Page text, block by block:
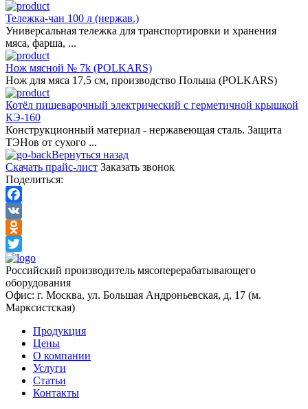
Тележка-чан 100 л (нержав.)
Универсальная тележка для транспортировки и хранения
мяса, фарша, ...
Нож мясной № 7k (POLKARS)
Нож для мяса 17,5 cм, производство Польша (POLKARS)
Котёл пищеварочный электрический с герметичной крышкой
КЭ-160
Конструкционный материал - нержавеющая сталь. Защита
ТЭНов от сухого ...
Вернуться назад
Скачать прайс-лист Заказать звонок
Поделиться:
Facebook
VK
Odnoklassniki
Twitter
Российский производитель мясоперерабатывающего
оборудования
Офис: г. Москва, ул. Большая Андроньевская, д, 17 (м.
Марксистская)
Продукция
Цены
О компании
Услуги
Статьи
Контакты